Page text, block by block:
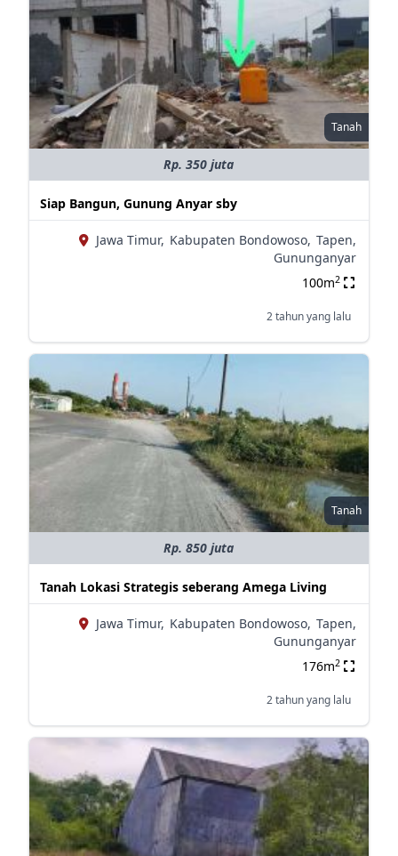
Tanah
Rp. 350 juta
Siap Bangun, Gunung Anyar sby
Jawa Timur, Kabupaten Bondowoso, Tapen,
Gununganyar
100m2
2 tahun yang lalu
Tanah
Rp. 850 juta
Tanah Lokasi Strategis seberang Amega Living
Jawa Timur, Kabupaten Bondowoso, Tapen,
Gununganyar
176m2
2 tahun yang lalu